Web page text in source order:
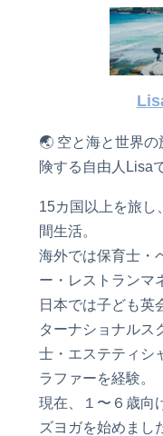
🌏 空と海と世界の
険する自由人Lisa
15カ国以上を旅し
間生活。
海外では保育士・
ー・レストランマ
日本では子ども英
ターナショナルス
士・エステティシ
ラファーを経験。
現在、１〜６歳向
ズヨガを始めまし